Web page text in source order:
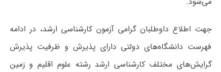
جهت اطلاع داوطلبان گرامی آزمون کارشناسی ارشد، در ادامه
فهرست دانشگاه‌های دولتی دارای پذیرش و ظرفیت پذیرش
گرایش‌های مختلف کارشناسی ارشد رشته علوم اقلیم و زمین